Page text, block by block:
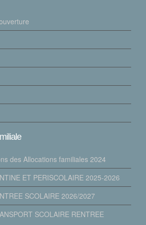
des Allocations familiales 2024
ET PERISCOLAIRE 2025-2026
SCOLAIRE 2026/2027
SCOLAIRE RENTREE